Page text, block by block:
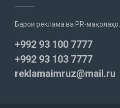
Барои реклама ва PR-мақолаҳо:
+992 93 100 7777
+992 93 103 7777
reklamaimruz@mail.ru